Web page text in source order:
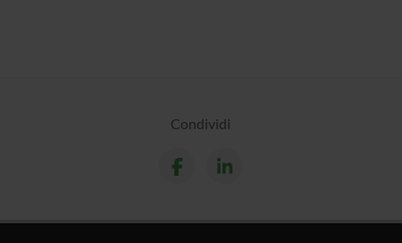
Condividi